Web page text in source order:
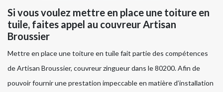
Si vous voulez mettre en place une toiture en
tuile, faites appel au couvreur Artisan
Broussier
Mettre en place une toiture en tuile fait partie des compétences
de Artisan Broussier, couvreur zingueur dans le 80200. Afin de
pouvoir fournir une prestation impeccable en matière d’installation